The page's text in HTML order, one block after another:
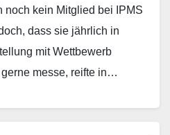
noch kein Mitglied bei IPMS
dass sie jährlich in
mit Wettbewerb
messe, reifte in…